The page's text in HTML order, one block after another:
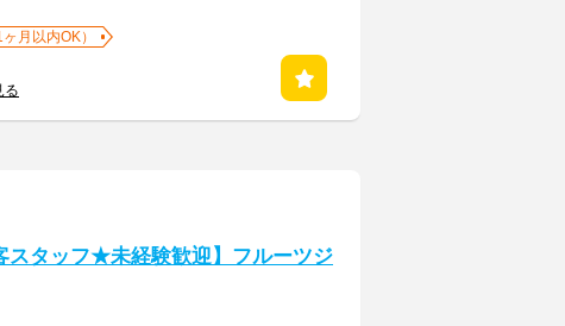
月以内OK）
る
スタッフ★未経験歓迎】フルーツジ